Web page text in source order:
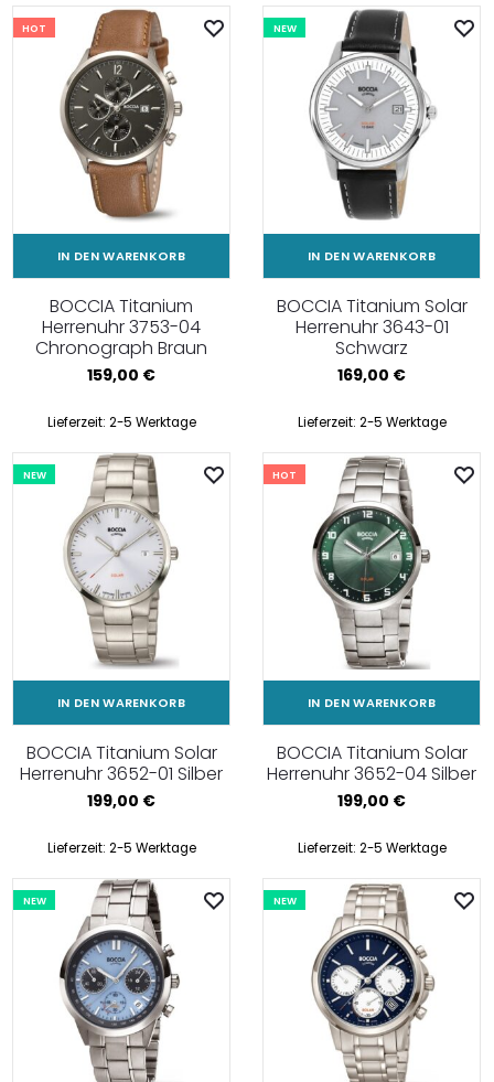
HOT
IN DEN WARENKORB
BOCCIA Titanium
Herrenuhr 3753-04
Chronograph Braun
159,00 €
Lieferzeit: 2-5 Werktage
NEW
IN DEN WARENKORB
BOCCIA Titanium Solar
Herrenuhr 3643-01
Schwarz
169,00 €
Lieferzeit: 2-5 Werktage
NEW
IN DEN WARENKORB
BOCCIA Titanium Solar
Herrenuhr 3652-01 Silber
199,00 €
Lieferzeit: 2-5 Werktage
HOT
IN DEN WARENKORB
BOCCIA Titanium Solar
Herrenuhr 3652-04 Silber
199,00 €
Lieferzeit: 2-5 Werktage
NEW NEW